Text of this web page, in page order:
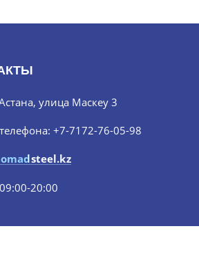
улица Маскеу 3
+7-7172-76-05-98
20:00